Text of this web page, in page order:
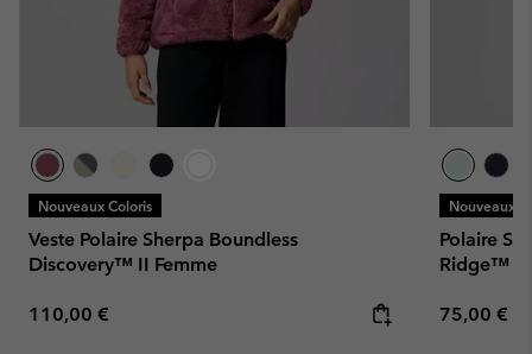
Nouveaux Coloris
Veste Polaire Sherpa Boundless
Discovery™ II Femme
Regular price:
110,00 €
Nouveaux
Polaire
Ridge™
Regular
75,00 €